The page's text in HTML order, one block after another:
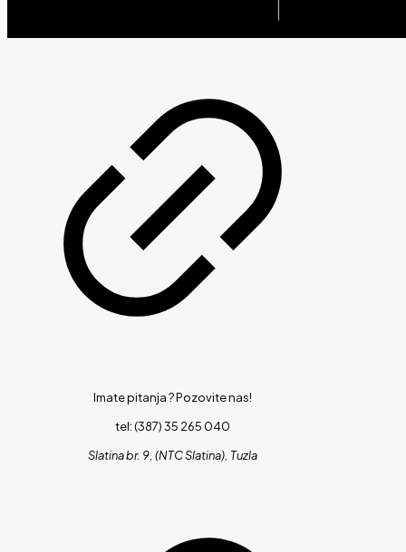
Imate pitanja ?Pozovite nas!
tel: (387) 35 265 040
Slatina br. 9, (NTC Slatina), Tuzla